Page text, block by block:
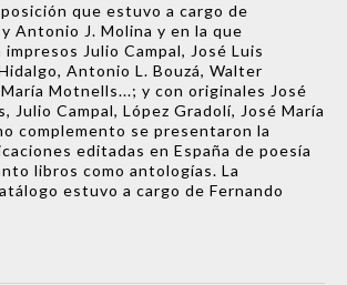
que estuvo a cargo de
Antonio J. Molina y en la que
Julio Campal, José Luis
Antonio L. Bouzá, Walter
Motnells...; y con originales José
Julio Campal, López Gradolí, José María
complemento se presentaron la
editadas en España de poesía
libros como antologías. La
estuvo a cargo de Fernando